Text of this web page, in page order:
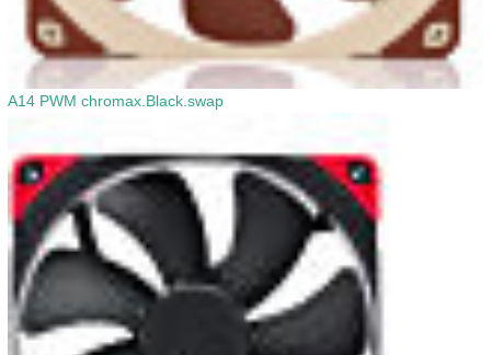
A14 PWM chromax.Black.swap